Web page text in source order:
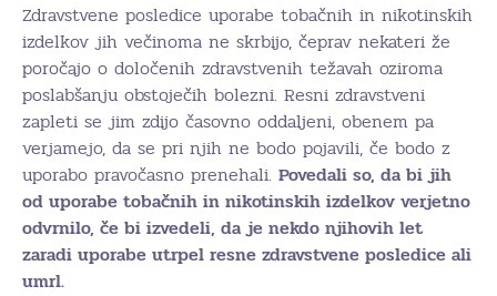
Zdravstvene posledice uporabe tobačnih in nikotinskih
izdelkov jih večinoma ne skrbijo, čeprav nekateri že
poročajo o določenih zdravstvenih težavah oziroma
poslabšanju obstoječih bolezni. Resni zdravstveni
zapleti se jim zdijo časovno oddaljeni, obenem pa
verjamejo, da se pri njih ne bodo pojavili, če bodo z
uporabo pravočasno prenehali. Povedali so, da bi jih
od uporabe tobačnih in nikotinskih izdelkov verjetno
odvrnilo, če bi izvedeli, da je nekdo njihovih let
zaradi uporabe utrpel resne zdravstvene posledice ali
umrl.